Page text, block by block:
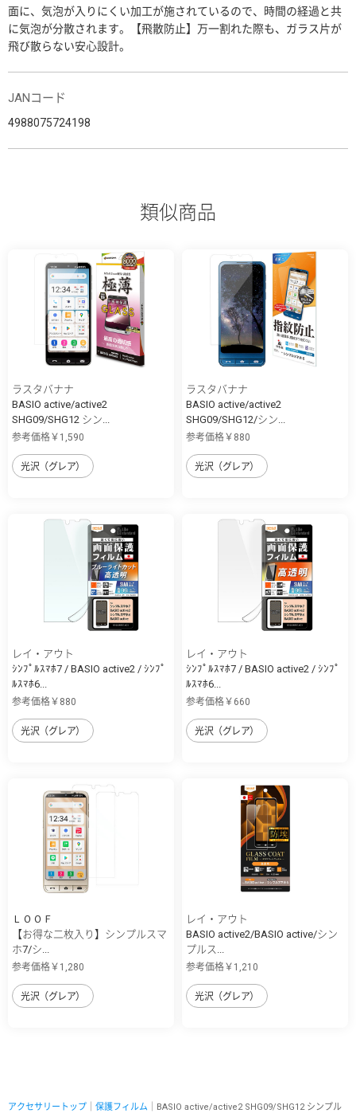
面に、気泡が入りにくい加工が施されているので、時間の経過と共
に気泡が分散されます。【飛散防止】万一割れた際も、ガラス片が
飛び散らない安心設計。
JANコード
4988075724198
類似商品
ラスタバナナ
BASIO active/active2
SHG09/SHG12 シン...
参考価格￥1,590
光沢（グレア）
ラスタバナナ
BASIO active/active2
SHG09/SHG12/シン...
参考価格￥880
光沢（グレア）
レイ・アウト
ｼﾝﾌﾟﾙｽﾏﾎ7 / BASIO active2 / ｼﾝﾌﾟ
ﾙｽﾏﾎ6...
参考価格￥880
光沢（グレア）
レイ・アウト
ｼﾝﾌﾟﾙｽﾏﾎ7 / BASIO active2 / ｼﾝﾌﾟ
ﾙｽﾏﾎ6...
参考価格￥660
光沢（グレア）
ＬＯＯＦ
【お得な二枚入り】シンプルスマ
ホ7/シ...
参考価格￥1,280
光沢（グレア）
レイ・アウト
BASIO active2/BASIO active/シン
プルス...
参考価格￥1,210
光沢（グレア）
アクセサリートップ 保護フィルム ｜BASIO active/active2 SHG09/SHG12 シンプル